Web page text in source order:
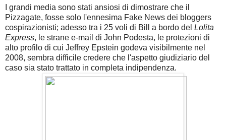
I grandi media sono stati ansiosi di dimostrare che il
Pizzagate, fosse solo l'ennesima Fake News dei bloggers
cospirazionisti; adesso tra i 25 voli di Bill a bordo del Lolita
Express, le strane e-mail di John Podesta, le protezioni di
alto profilo di cui Jeffrey Epstein godeva visibilmente nel
2008, sembra difficile credere che l'aspetto giudiziario del
caso sia stato trattato in completa indipendenza.